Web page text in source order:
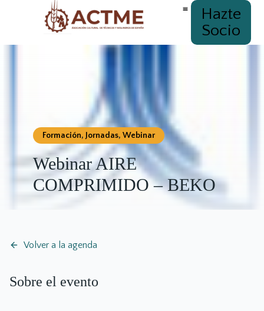
Hazte
Socio
Formación, Jornadas, Webinar
Webinar AIRE
COMPRIMIDO – BEKO
Volver a la agenda
Sobre el evento